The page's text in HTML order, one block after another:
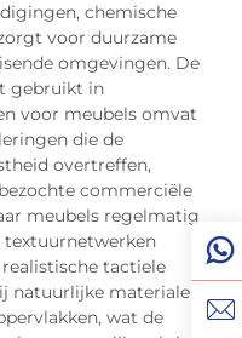
chemische
voor duurzame
omgevingen. De
gebruikt in
voor meubels omvat
die de
overtreffen,
commerciële
meubels regelmatig
tactiele
natuurlijke materialen
wat de